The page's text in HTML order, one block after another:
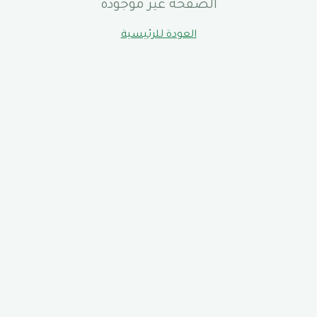
الصفحة غير موجودة
العودة للرئيسية